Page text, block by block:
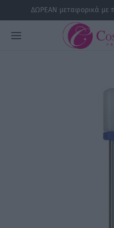
ΔΩΡΕΑΝ μεταφορικά με